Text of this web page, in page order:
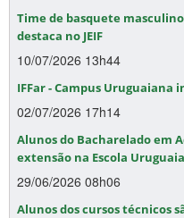
Time de basquete
destaca no JEIF
10/07/2026 13h44
IFFar - Campus
02/07/2026 17h14
Alunos do Bacharelado em
extensão na Escola
29/06/2026 08h06
Alunos dos cursos técnicos